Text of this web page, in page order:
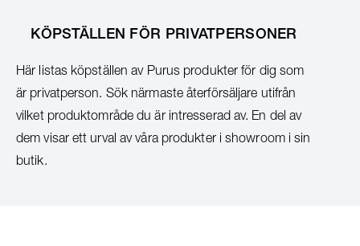
KÖPSTÄLLEN FÖR PRIVATPERSONER
Här listas köpställen av Purus produkter för dig som
är privatperson. Sök närmaste återförsäljare utifrån
vilket produktområde du är intresserad av. En del av
dem visar ett urval av våra produkter i showroom i sin
butik.